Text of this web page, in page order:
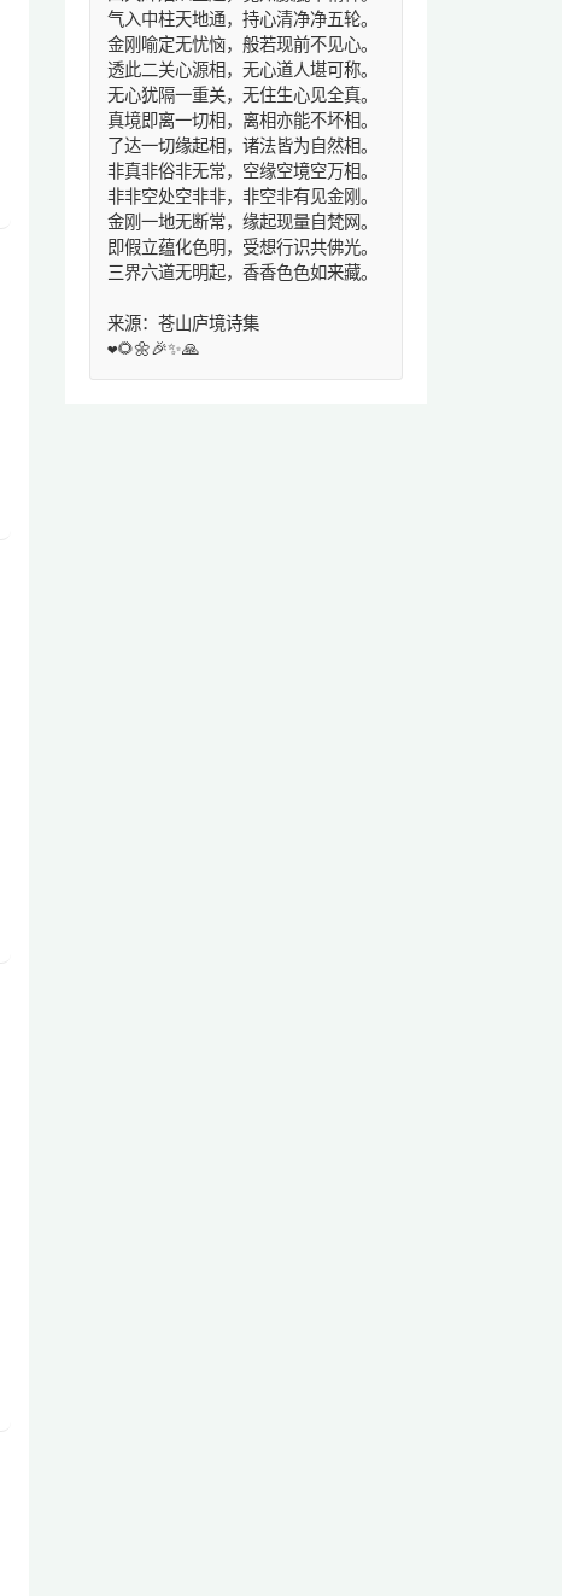
气入中柱天地通，持心清净净五轮。
金刚喻定无忧恼，般若现前不见心。
透此二关心源相，无心道人堪可称。
无心犹隔一重关，无住生心见全真。
真境即离一切相，离相亦能不坏相。
了达一切缘起相，诸法皆为自然相。
非真非俗非无常，空缘空境空万相。
非非空处空非非，非空非有见金刚。
金刚一地无断常，缘起现量自梵网。
即假立蕴化色明，受想行识共佛光。
三界六道无明起，香香色色如来藏。
来源：苍山庐境诗集
❤️🌻🌼🎉✨🙏